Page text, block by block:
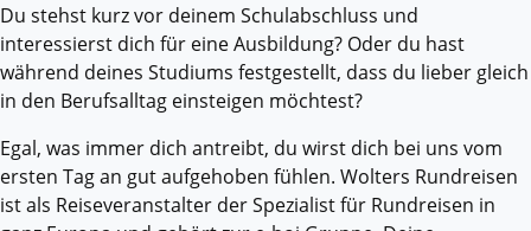
Du stehst kurz vor deinem Schulabschluss und
interessierst dich für eine Ausbildung? Oder du hast
während deines Studiums festgestellt, dass du lieber gleich
in den Berufsalltag einsteigen möchtest?
Egal, was immer dich antreibt, du wirst dich bei uns vom
ersten Tag an gut aufgehoben fühlen. Wolters Rundreisen
ist als Reiseveranstalter der Spezialist für Rundreisen in